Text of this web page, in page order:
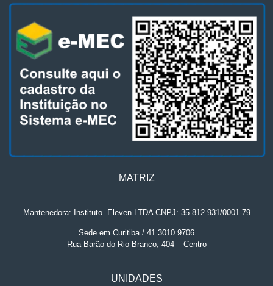
MATRIZ
Mantenedora: Instituto. Eleven LTDA CNPJ: 35.812.931/0001-79
Sede em Curitiba / 41 3010.9706
Rua Barão do Rio Branco, 404 – Centro
UNIDADES